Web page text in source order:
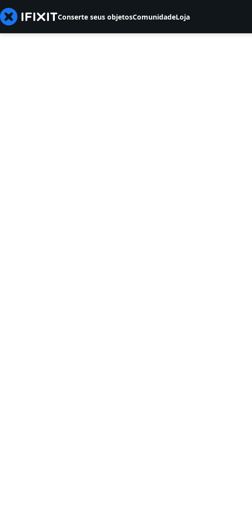
Conserte seus objetosComunidadeLoja